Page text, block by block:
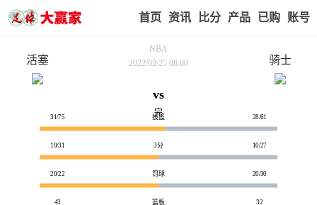
首页 赢家视点赛事比分实战版入口
我的
NBA
2022/02/25 08:00
vs
完
活塞 骑士
31/75 投篮 28/61
10/31 3分 10/27
20/22 罚球 20/30
43 篮板 32